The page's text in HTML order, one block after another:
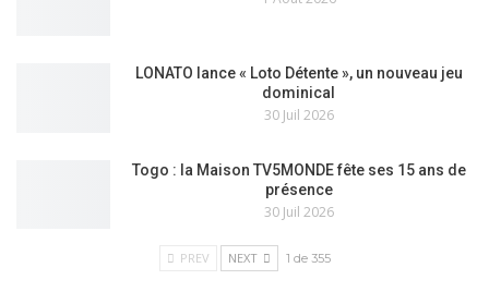
LONATO lance « Loto Détente », un nouveau jeu
dominical
30 Juil 2026
Togo : la Maison TV5MONDE fête ses 15 ans de
présence
30 Juil 2026
PREV NEXT 1 de 355